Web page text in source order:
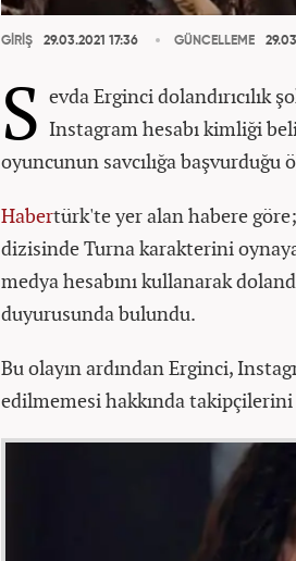
GİRİŞ 29.03.2021 17:36 GÜNCELLEME
S evda Erginci dolandırıcılık
Instagram hesabı kimliği
oyuncunun savcılığa başvurduğu
Habertürk'te yer alan habere
dizisinde Turna karakterini
medya hesabını kullanarak
duyurusunda bulundu.
Bu olayın ardından Erginci,
edilmemesi hakkında takipçilerini